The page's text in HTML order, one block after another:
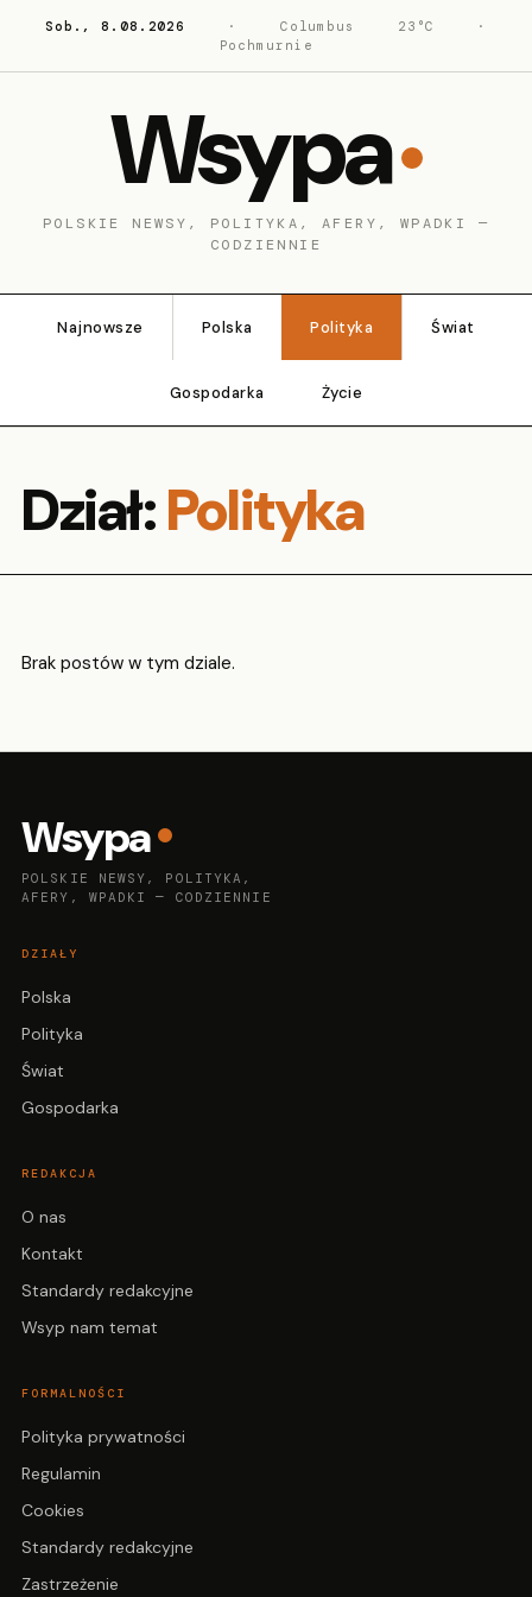
Sob., 8.08.2026 · Columbus 23°C
·
Pochmurnie
Wsypa
POLSKIE NEWSY, POLITYKA, AFERY, WPADKI —
CODZIENNIE
Najnowsze Polska Polityka Świat
Gospodarka Życie
Dział:Polityka
Brak postów w tym dziale.
Wsypa
POLSKIE NEWSY, POLITYKA,
AFERY, WPADKI — CODZIENNIE
DZIAŁY
Polska
Polityka
Świat
Gospodarka
REDAKCJA
O nas
Kontakt
Standardy redakcyjne
Wsyp nam temat
FORMALNOŚCI
Polityka prywatności
Regulamin
Cookies
Standardy redakcyjne
Zastrzeżenie